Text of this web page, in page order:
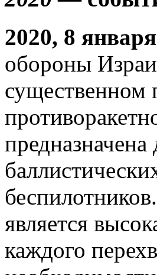
2020, 8 января
обороны
существенном
является
каждого